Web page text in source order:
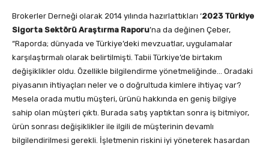
Brokerler Derneği olarak 2014 yılında hazırlattıkları ‘2023 Türkiye
Sigorta Sektörü Araştırma Raporu’na da değinen Çeber,
“Raporda; dünyada ve Türkiye’deki mevzuatlar, uygulamalar
karşılaştırmalı olarak belirtilmişti. Tabii Türkiye’de birtakım
değişiklikler oldu. Özellikle bilgilendirme yönetmeliğinde… Oradaki
piyasanın ihtiyaçları neler ve o doğrultuda kimlere ihtiyaç var?
Mesela orada mutlu müşteri, ürünü hakkında en geniş bilgiye
sahip olan müşteri çıktı. Burada satış yaptıktan sonra iş bitmiyor,
ürün sonrası değişiklikler ile ilgili de müşterinin devamlı
bilgilendirilmesi gerekli. İşletmenin riskini iyi yöneterek hasardan